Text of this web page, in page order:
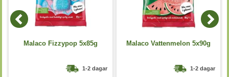
Malaco Fizzypop 5x85g
1-2 dagar
Malaco Vattenmelon 5x90g
1-2 dagar